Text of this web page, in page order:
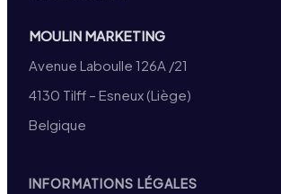
MOULIN MARKETING
Avenue Laboulle 126A /21
4130 Tilff – Esneux (Liège)
Belgique
INFORMATIONS LÉGALES